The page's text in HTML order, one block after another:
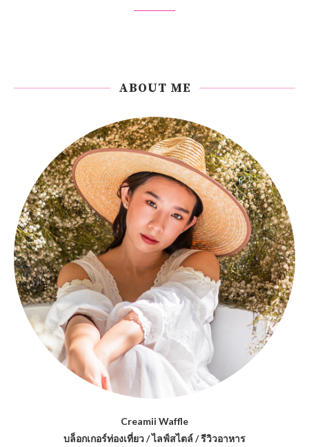
ABOUT ME
Creamii Waffle
บล็อกเกอร์ท่องเที่ยว / ไลฟ์สไตล์ / รีวิวอาหาร